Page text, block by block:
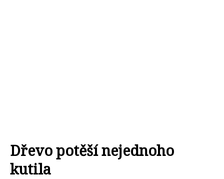
Dřevo potěší nejednoho
kutila